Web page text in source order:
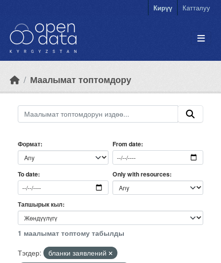
Кирүү Катталуу
Маалымат топтомдору
Формат From date
To date Only with resources
Тапшырык кыл
1 маалымат топтому табылды
Тэгдер:
бланки заявлений